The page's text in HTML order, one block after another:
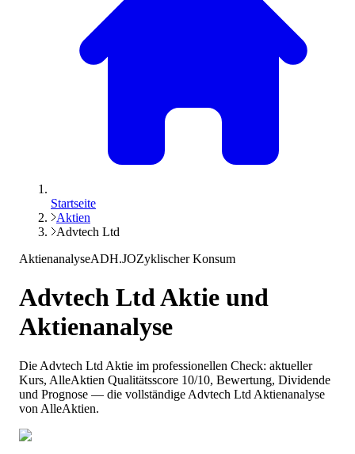
Startseite
Aktien
Advtech Ltd
AktienanalyseADH.JOZyklischer Konsum
Advtech LtdAktie und
Aktienanalyse
Die Advtech Ltd Aktie im professionellen Check: aktueller
Kurs, AlleAktien Qualitätsscore 10/10, Bewertung, Dividende
und Prognose — die vollständige Advtech Ltd Aktienanalyse
von AlleAktien.